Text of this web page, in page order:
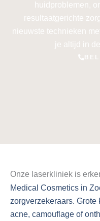
huidproblemen,
resultaatgerichte
nieuwste technieken
je altijd in
BEL
Onze laserkliniek is
Medical Cosmetics in
zorgverzekeraars.
acne, camouflage of